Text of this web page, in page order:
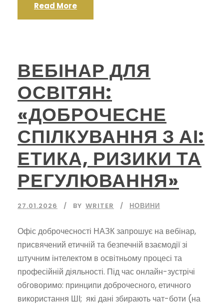
Read More
ВЕБІНАР ДЛЯ
ОСВІТЯН:
«ДОБРОЧЕСНЕ
СПІЛКУВАННЯ З АІ:
ЕТИКА, РИЗИКИ ТА
РЕГУЛЮВАННЯ»
27.01.2026 BY WRITER НОВИНИ
Офіс доброчесності НАЗК запрошує на вебінар,
присвячений етичній та безпечній взаємодії зі
штучним інтелектом в освітньому процесі та
професійній діяльності. Під час онлайн-зустрічі
обговоримо: принципи доброчесного, етичного
використання ШІ; які дані збирають чат-боти (на